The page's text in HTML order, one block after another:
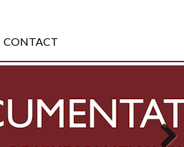
CONTACT